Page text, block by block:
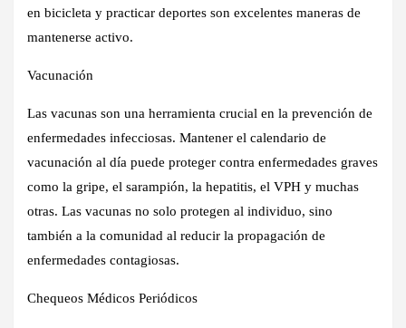
en bicicleta y practicar deportes son excelentes maneras de
mantenerse activo.
Vacunación
Las vacunas son una herramienta crucial en la prevención de
enfermedades infecciosas. Mantener el calendario de
vacunación al día puede proteger contra enfermedades graves
como la gripe, el sarampión, la hepatitis, el VPH y muchas
otras. Las vacunas no solo protegen al individuo, sino
también a la comunidad al reducir la propagación de
enfermedades contagiosas.
Chequeos Médicos Periódicos